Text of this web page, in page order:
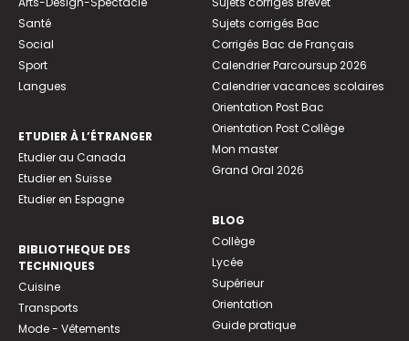
Santé
Social
Sport
Langues
ETUDIER À L’ÉTRANGER
Etudier au Canada
Etudier en Suisse
Etudier en Espagne
BIBLIOTHEQUE DES
TECHNIQUES
Cuisine
Transports
Mode - Vêtements
Sujets corrigés Bac
Corrigés Bac de Français
Calendrier Parcoursup 2026
Calendrier vacances scolaires
Orientation Post Bac
Orientation Post Collège
Mon master
Grand Oral 2026
BLOG
Collège
Lycée
Supérieur
Orientation
Guide pratique